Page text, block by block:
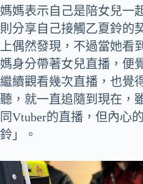
媽媽表示自己是陪女兒一
則分享自己接觸乙夏鈴的
上偶然發現，不過當她看
媽身分帶著女兒直播，便
繼續觀看幾次直播，也覺
聽，就一直追隨到現在，
同Vtuber的直播，但內心
鈴」。